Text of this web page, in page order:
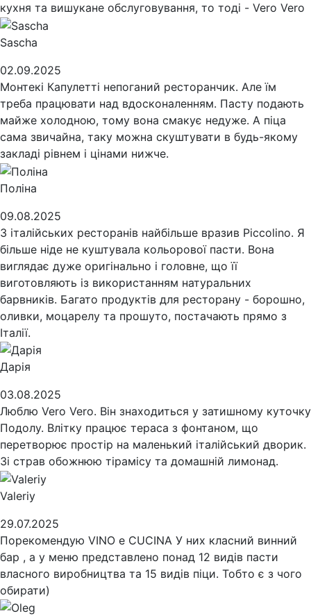
кухня та вишукане обслуговування, то тоді - Vero Vero
Sascha
02.09.2025
Монтекі Капулетті непоганий ресторанчик. Але їм
треба працювати над вдосконаленням. Пасту подають
майже холодною, тому вона смакує недуже. А піца
сама звичайна, таку можна скуштувати в будь-якому
закладі рівнем і цінами нижче.
Поліна
09.08.2025
З італійських ресторанів найбільше вразив Piccolino. Я
більше ніде не куштувала кольорової пасти. Вона
виглядає дуже оригінально і головне, що її
виготовляють із використанням натуральних
барвників. Багато продуктів для ресторану - борошно,
оливки, моцарелу та прошуто, постачають прямо з
Італії.
Дарія
03.08.2025
Люблю Vero Vero. Він знаходиться у затишному куточку
Подолу. Влітку працює тераса з фонтаном, що
перетворює простір на маленький італійський дворик.
Зі страв обожнюю тірамісу та домашній лимонад.
Valeriy
29.07.2025
Порекомендую VINO e CUCINA У них класний винний
бар , а у меню представлено понад 12 видів пасти
власного виробництва та 15 видів піци. Тобто є з чого
обирати)